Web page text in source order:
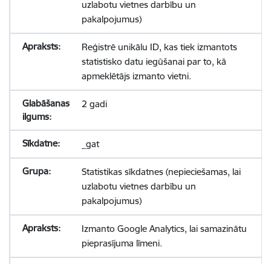
uzlabotu vietnes darbību un
pakalpojumus)
Reģistrē unikālu ID, kas tiek izmantots
statistisko datu iegūšanai par to, kā
apmeklētājs izmanto vietni.
2 gadi
_gat
Statistikas sīkdatnes (nepieciešamas, lai
uzlabotu vietnes darbību un
pakalpojumus)
Izmanto Google Analytics, lai samazinātu
pieprasījuma līmeni.